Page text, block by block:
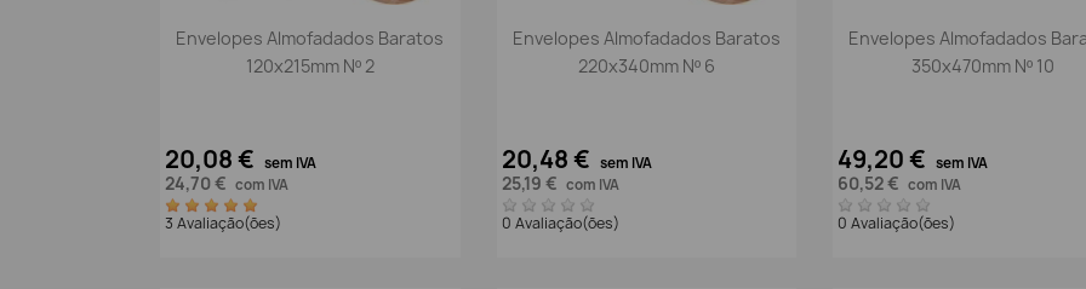
Vista rápida
Envelopes Almofadados Baratos
120x215mm Nº 2
20,08 € sem IVA
24,70 € com IVA
3 Avaliação(ões)
Vista rápida
Envelopes Almofadados Baratos
220x340mm Nº 6
20,48 € sem IVA
25,19 € com IVA
0 Avaliação(ões)
Vista rápida
Envelopes Almofadados
350x470mm Nº 10
49,20 € sem IVA
60,52 € com IVA
0 Avaliação(ões)